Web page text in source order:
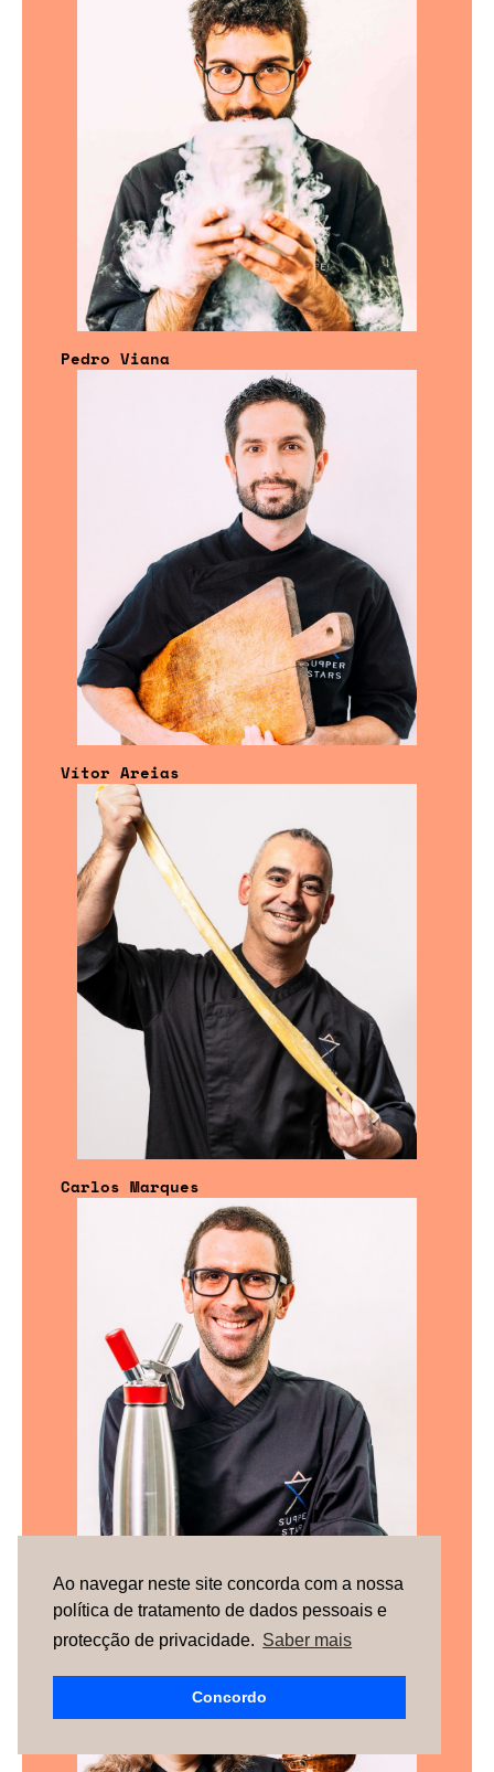
Ao navegar neste site concorda com a nossa
política de tratamento de dados pessoais e
protecção de privacidade. Saber mais
Concordo
Pedro Viana
Vítor Areias
Carlos Marques
Pedro Passos